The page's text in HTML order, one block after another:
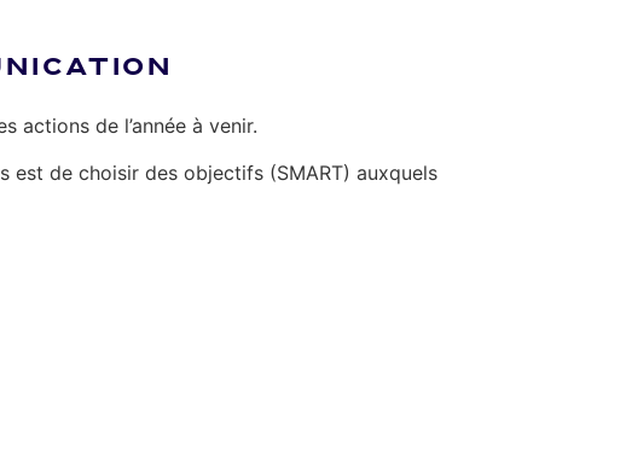
actions de l’année à venir.
est de choisir des objectifs (SMART) auxquels